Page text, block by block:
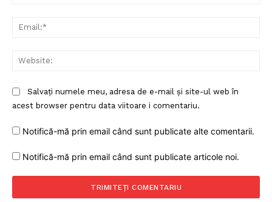
Salvați numele meu, adresa de e-mail și site-ul web în
acest browser pentru data viitoare i comentariu.
Notifică-mă prin email când sunt publicate alte comentarii.
Notifică-mă prin email când sunt publicate articole noi.